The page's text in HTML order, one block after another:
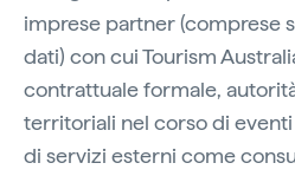
imprese partner (comprese
dati) con cui Tourism
contrattuale formale,
territoriali nel corso di
di servizi esterni come